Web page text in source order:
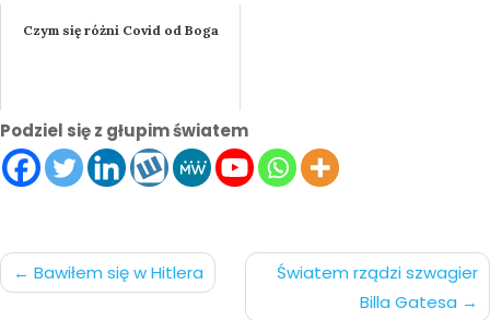
Czym się różni Covid od Boga
Podziel się z głupim światem
Nawigacja
Bawiłem się w Hitlera
Światem rządzi szwagier
Billa Gatesa